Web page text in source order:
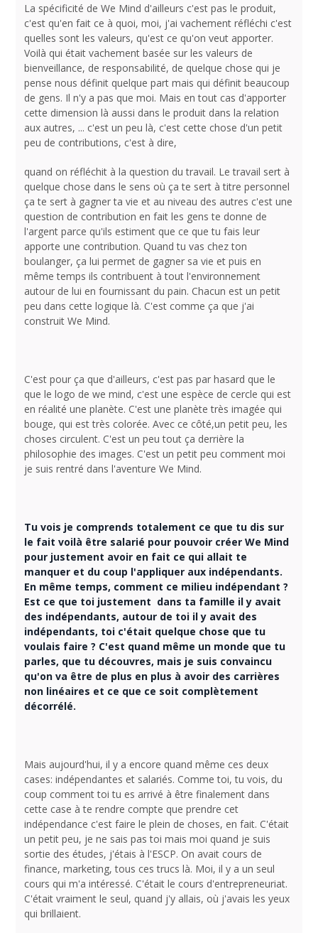
La spécificité de We Mind d'ailleurs c'est pas le produit,
c'est qu'en fait ce à quoi, moi, j'ai vachement réfléchi c'est
quelles sont les valeurs, qu'est ce qu'on veut apporter.
Voilà qui était vachement basée sur les valeurs de
bienveillance, de responsabilité, de quelque chose qui je
pense nous définit quelque part mais qui définit beaucoup
de gens. Il n'y a pas que moi. Mais en tout cas d'apporter
cette dimension là aussi dans le produit dans la relation
aux autres, ... c'est un peu là, c'est cette chose d'un petit
peu de contributions, c'est à dire,
quand on réfléchit à la question du travail. Le travail sert à
quelque chose dans le sens où ça te sert à titre personnel
ça te sert à gagner ta vie et au niveau des autres c'est une
question de contribution en fait les gens te donne de
l'argent parce qu'ils estiment que ce que tu fais leur
apporte une contribution. Quand tu vas chez ton
boulanger, ça lui permet de gagner sa vie et puis en
même temps ils contribuent à tout l'environnement
autour de lui en fournissant du pain. Chacun est un petit
peu dans cette logique là. C'est comme ça que j'ai
construit We Mind.
C'est pour ça que d'ailleurs, c'est pas par hasard que le
que le logo de we mind, c'est une espèce de cercle qui est
en réalité une planète. C'est une planète très imagée qui
bouge, qui est très colorée. Avec ce côté,un petit peu, les
choses circulent. C'est un peu tout ça derrière la
philosophie des images. C'est un petit peu comment moi
je suis rentré dans l'aventure We Mind.
Tu vois je comprends totalement ce que tu dis sur
le fait voilà être salarié pour pouvoir créer We Mind
pour justement avoir en fait ce qui allait te
manquer et du coup l'appliquer aux indépendants.
En même temps, comment ce milieu indépendant ?
Est ce que toi justement dans ta famille il y avait
des indépendants, autour de toi il y avait des
indépendants, toi c'était quelque chose que tu
voulais faire ? C'est quand même un monde que tu
parles, que tu découvres, mais je suis convaincu
qu'on va être de plus en plus à avoir des carrières
non linéaires et ce que ce soit complètement
décorrélé.
Mais aujourd'hui, il y a encore quand même ces deux
cases: indépendantes et salariés. Comme toi, tu vois, du
coup comment toi tu es arrivé à être finalement dans
cette case à te rendre compte que prendre cet
indépendance c'est faire le plein de choses, en fait. C'était
un petit peu, je ne sais pas toi mais moi quand je suis
sortie des études, j'étais à l'ESCP. On avait cours de
finance, marketing, tous ces trucs là. Moi, il y a un seul
cours qui m'a intéressé. C'était le cours d'entrepreneuriat.
C'était vraiment le seul, quand j'y allais, où j'avais les yeux
qui brillaient.